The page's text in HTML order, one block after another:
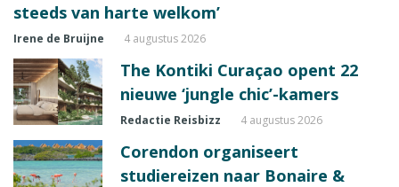
steeds van harte welkom’
Irene de Bruijne 4 augustus 2026
The Kontiki Curaçao opent 22
nieuwe ‘jungle chic’-kamers
Redactie Reisbizz 4 augustus 2026
Corendon organiseert
studiereizen naar Bonaire &